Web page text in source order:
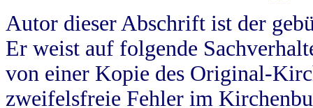
Autor dieser Abschrift ist der
Er weist auf folgende
von einer Kopie des Original-
zweifelsfreie Fehler im